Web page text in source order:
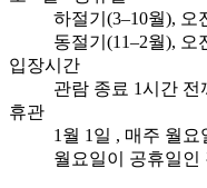
하절기(3–10월), 오
동절기(11–2월), 오
입장시간
관람 종료 1시간 전
휴관
1월 1일 , 매주 월요
월요일이 공휴일인